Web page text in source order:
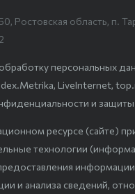
Ростовская область, п.
персональных
LiveInternet,
и
ресурсе (сайте)
технологии
и анализа сведений,